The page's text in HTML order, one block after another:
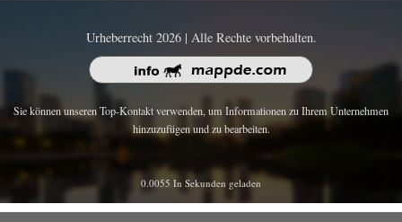
Urheberrecht 2026 | Alle Rechte vorbehalten.
Sie können unseren Top-Kontakt verwenden, um Informationen zu Ihrem Unternehmen
hinzuzufügen und zu bearbeiten.
0.0055 In Sekunden geladen